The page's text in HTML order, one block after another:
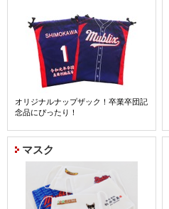
オリジナルナップザック！卒業卒団記
念品にぴったり！
マスク